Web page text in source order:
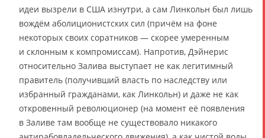
идеи вызрели в США изнутри, а сам Линкольн был лишь
вождём аболиционистских сил (причём на фоне
некоторых своих соратников — скорее умеренным
и склонным к компромиссам). Напротив, Дэйнерис
относительно Залива выступает не как легитимный
правитель (получивший власть по наследству или
избранный гражданами, как Линкольн) и даже не как
откровенный революционер (на момент её появления
в Заливе там вообще не существовало никакого